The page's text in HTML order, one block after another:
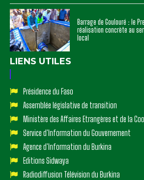
Barrage de Goulouré : le
réalisation concrète au
local
LIENS UTILES
Présidence du Faso
Assemblée législative de transition
Ministère des Affaires Etrangères et de la
Service d'Information du Gouvernement
Agence d'Information du Burkina
Editions Sidwaya
Radiodiffusion Télévision du Burkina